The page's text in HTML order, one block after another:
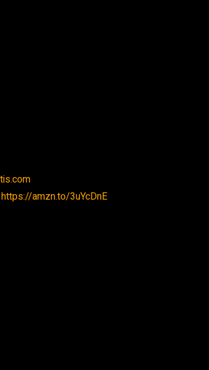
https://amzn.to/3uYcDnE